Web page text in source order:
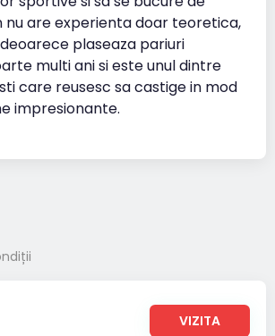
nu are experienta doar teoretica,
plaseaza pariuri
multi ani si este unul dintre
care reusesc sa castige in mod
impresionante.
VIZITA